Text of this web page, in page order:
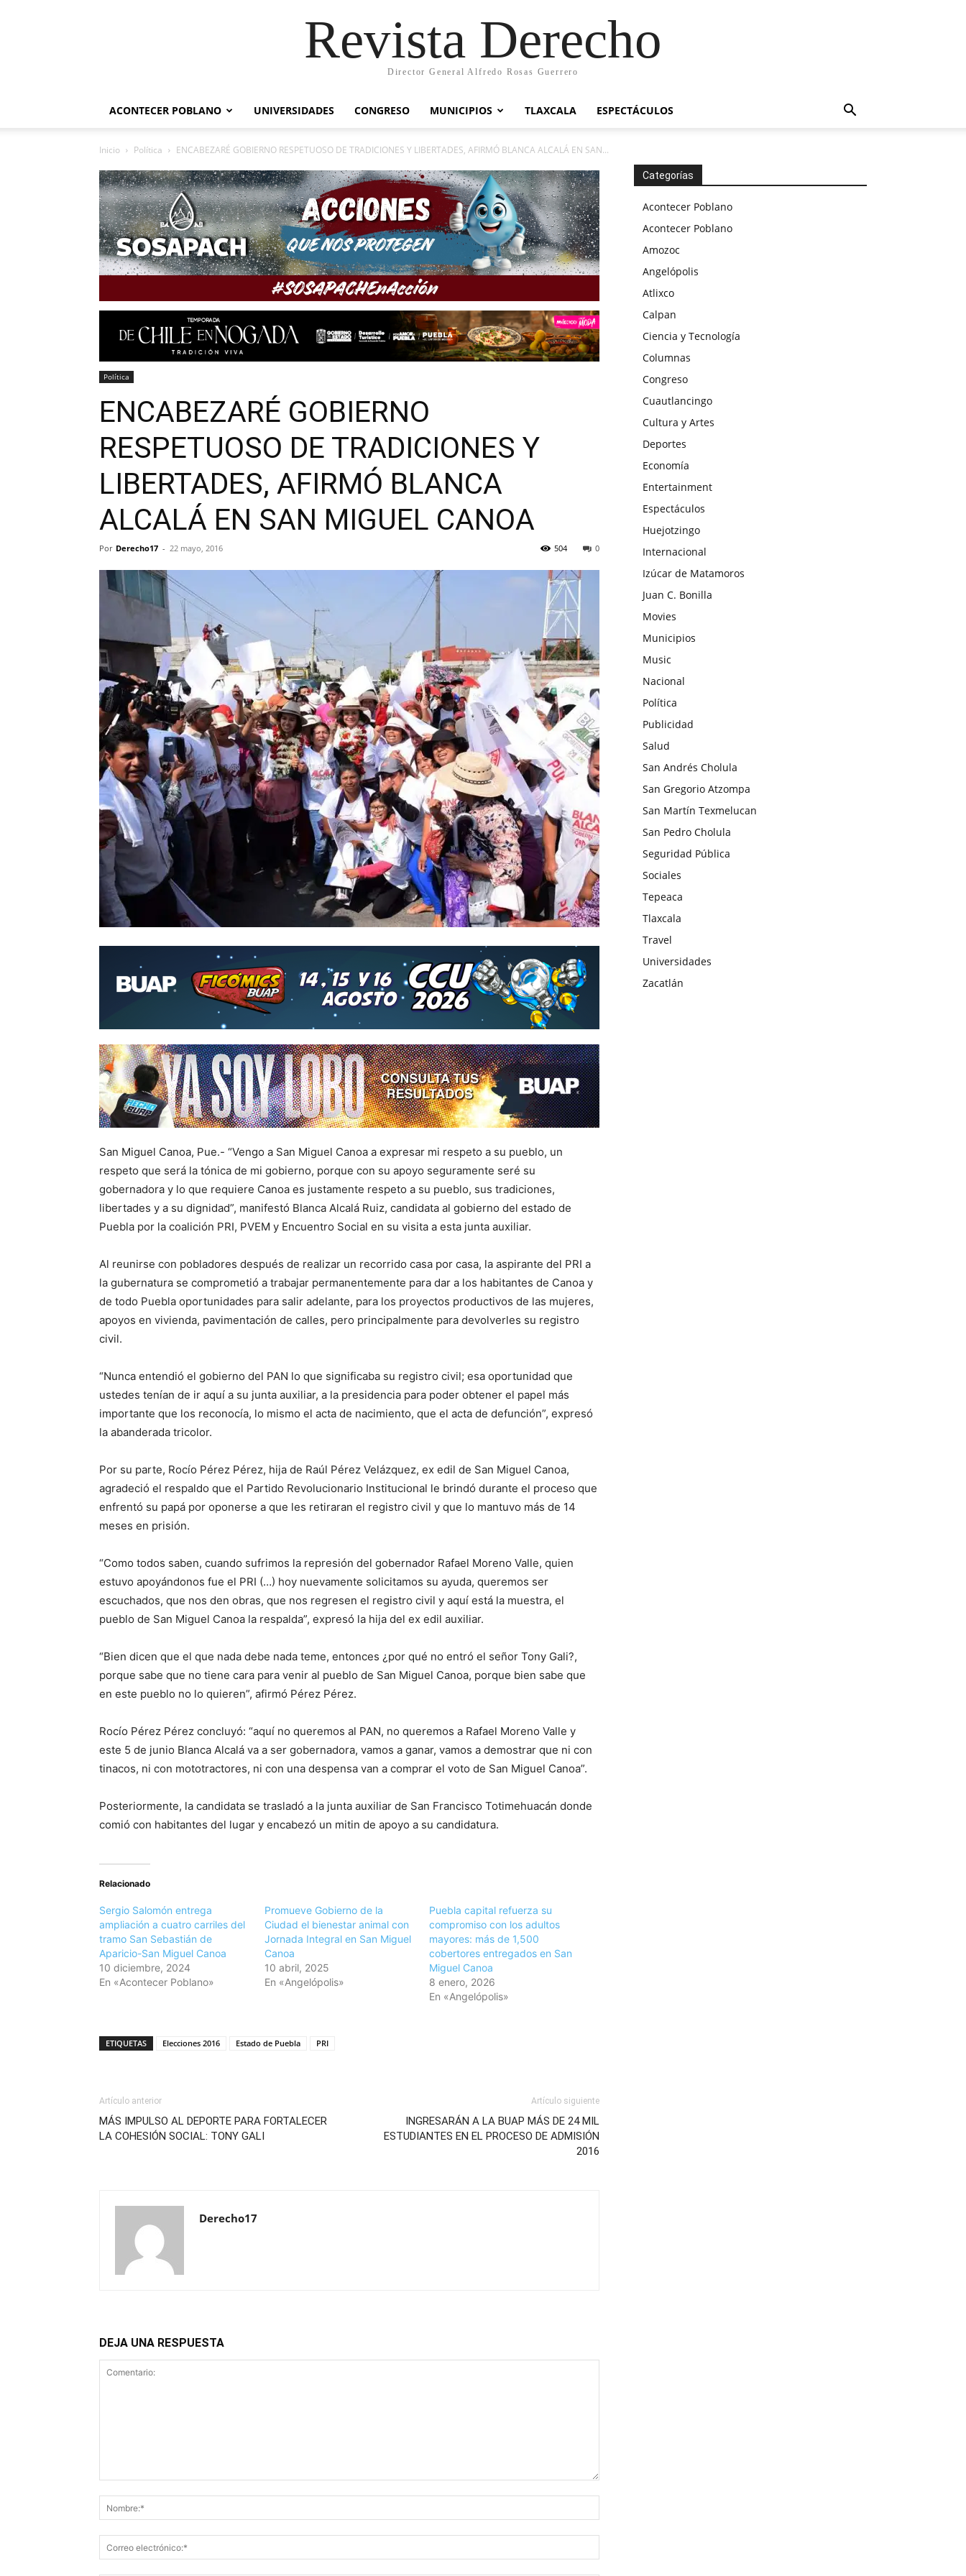
Revista Derecho
Director General Alfredo Rosas Guerrero
ACONTECER POBLANO UNIVERSIDADES CONGRESO MUNICIPIOS TLAXCALA ESPECTÁCULOS
Inicio Política ENCABEZARÉ GOBIERNO RESPETUOSO DE TRADICIONES Y LIBERTADES, AFIRMÓ BLANCA ALCALÁ EN SAN...
Política
ENCABEZARÉ GOBIERNO
RESPETUOSO DE TRADICIONES Y
LIBERTADES, AFIRMÓ BLANCA
ALCALÁ EN SAN MIGUEL CANOA
Por Derecho17 - 22 mayo, 2016 0
504
San Miguel Canoa, Pue.- “Vengo a San Miguel Canoa a expresar mi respeto a su pueblo, un
respeto que será la tónica de mi gobierno, porque con su apoyo seguramente seré su
gobernadora y lo que requiere Canoa es justamente respeto a su pueblo, sus tradiciones,
libertades y a su dignidad”, manifestó Blanca Alcalá Ruiz, candidata al gobierno del estado de
Puebla por la coalición PRI, PVEM y Encuentro Social en su visita a esta junta auxiliar.
Al reunirse con pobladores después de realizar un recorrido casa por casa, la aspirante del PRI a
la gubernatura se comprometió a trabajar permanentemente para dar a los habitantes de Canoa y
de todo Puebla oportunidades para salir adelante, para los proyectos productivos de las mujeres,
apoyos en vivienda, pavimentación de calles, pero principalmente para devolverles su registro
civil.
“Nunca entendió el gobierno del PAN lo que significaba su registro civil; esa oportunidad que
ustedes tenían de ir aquí a su junta auxiliar, a la presidencia para poder obtener el papel más
importante que los reconocía, lo mismo el acta de nacimiento, que el acta de defunción”, expresó
la abanderada tricolor.
Por su parte, Rocío Pérez Pérez, hija de Raúl Pérez Velázquez, ex edil de San Miguel Canoa,
agradeció el respaldo que el Partido Revolucionario Institucional le brindó durante el proceso que
enfrentó su papá por oponerse a que les retiraran el registro civil y que lo mantuvo más de 14
meses en prisión.
“Como todos saben, cuando sufrimos la represión del gobernador Rafael Moreno Valle, quien
estuvo apoyándonos fue el PRI (…) hoy nuevamente solicitamos su ayuda, queremos ser
escuchados, que nos den obras, que nos regresen el registro civil y aquí está la muestra, el
pueblo de San Miguel Canoa la respalda”, expresó la hija del ex edil auxiliar.
“Bien dicen que el que nada debe nada teme, entonces ¿por qué no entró el señor Tony Gali?,
porque sabe que no tiene cara para venir al pueblo de San Miguel Canoa, porque bien sabe que
en este pueblo no lo quieren”, afirmó Pérez Pérez.
Rocío Pérez Pérez concluyó: “aquí no queremos al PAN, no queremos a Rafael Moreno Valle y
este 5 de junio Blanca Alcalá va a ser gobernadora, vamos a ganar, vamos a demostrar que ni con
tinacos, ni con mototractores, ni con una despensa van a comprar el voto de San Miguel Canoa”.
Posteriormente, la candidata se trasladó a la junta auxiliar de San Francisco Totimehuacán donde
comió con habitantes del lugar y encabezó un mitin de apoyo a su candidatura.
Relacionado
Sergio Salomón entrega
ampliación a cuatro carriles del
tramo San Sebastián de
Aparicio-San Miguel Canoa
10 diciembre, 2024
En «Acontecer Poblano»
Promueve Gobierno de la
Ciudad el bienestar animal con
Jornada Integral en San Miguel
Canoa
10 abril, 2025
En «Angelópolis»
Puebla capital refuerza su
compromiso con los adultos
mayores: más de 1,500
cobertores entregados en San
Miguel Canoa
8 enero, 2026
En «Angelópolis»
ETIQUETAS Elecciones 2016 Estado de Puebla PRI
Artículo anterior
MÁS IMPULSO AL DEPORTE PARA FORTALECER
LA COHESIÓN SOCIAL: TONY GALI
Artículo siguiente
INGRESARÁN A LA BUAP MÁS DE 24 MIL
ESTUDIANTES EN EL PROCESO DE ADMISIÓN
2016
Derecho17
DEJA UNA RESPUESTA
Categorías
Acontecer Poblano
Acontecer Poblano
Amozoc
Angelópolis
Atlixco
Calpan
Ciencia y Tecnología
Columnas
Congreso
Cuautlancingo
Cultura y Artes
Deportes
Economía
Entertainment
Espectáculos
Huejotzingo
Internacional
Izúcar de Matamoros
Juan C. Bonilla
Movies
Municipios
Music
Nacional
Política
Publicidad
Salud
San Andrés Cholula
San Gregorio Atzompa
San Martín Texmelucan
San Pedro Cholula
Seguridad Pública
Sociales
Tepeaca
Tlaxcala
Travel
Universidades
Zacatlán